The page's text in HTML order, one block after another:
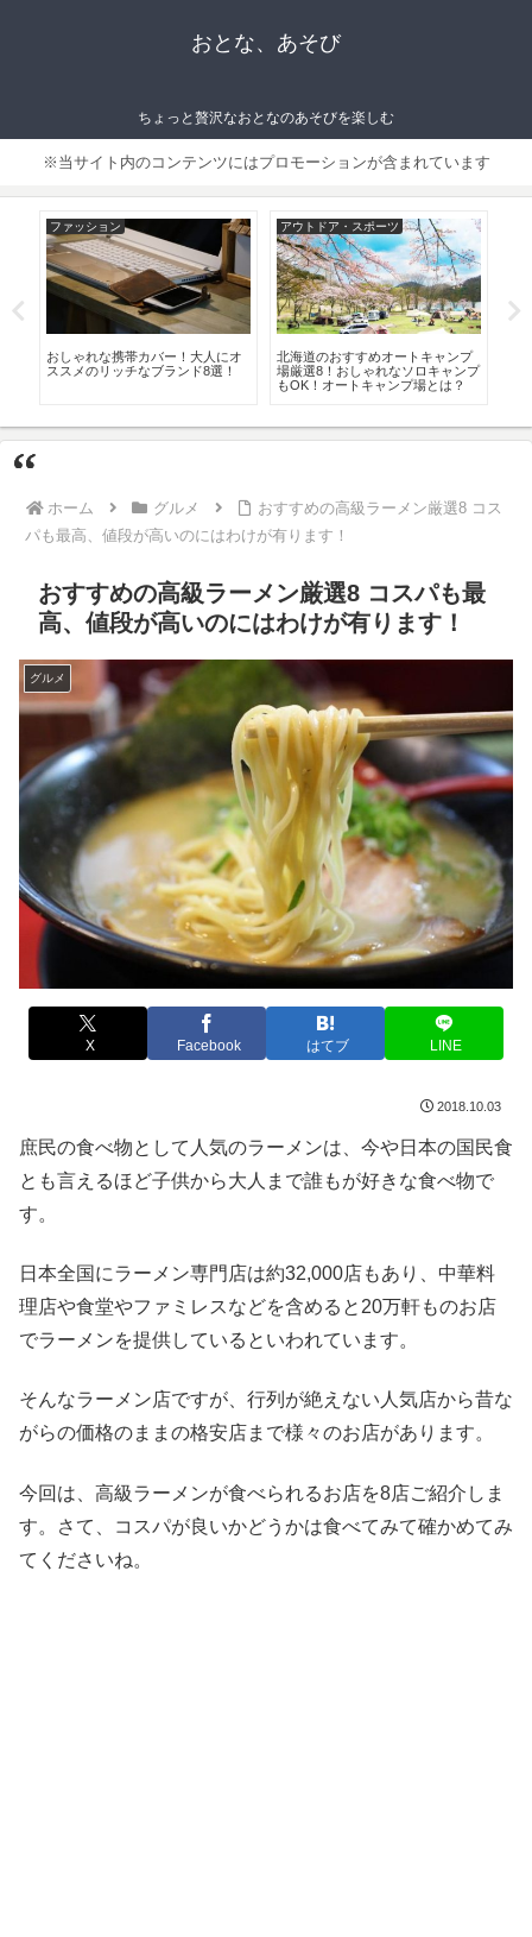
おとな、あそび
ちょっと贅沢なおとなのあそびを楽しむ
※当サイト内のコンテンツにはプロモーションが含まれています
トドア・スポーツ
道のおすすめオートキャンプ
選8！おしゃれなソロキャンプ
ファッション
秋冬の定番MA-1ジャケットを大人
っぽく着こなす！おすすめメンズ
ブランドと大人コーデのコツ！
ライフスタイル
おしゃれなカ
イリッシュに
テム厳選8！
ホーム グルメ
おすすめの高級ラーメン厳選8 コス
パも最高、値段が高いのにはわけが有ります！
おすすめの高級ラーメン厳選8 コスパも最
高、値段が高いのにはわけが有ります！
グルメ
X Facebook はてブ LINE
2018.10.03
庶民の食べ物として人気のラーメンは、今や日本の国民食
とも言えるほど子供から大人まで誰もが好きな食べ物で
す。
日本全国にラーメン専門店は約32,000店もあり、中華料
理店や食堂やファミレスなどを含めると20万軒ものお店
でラーメンを提供しているといわれています。
そんなラーメン店ですが、行列が絶えない人気店から昔な
がらの価格のままの格安店まで様々のお店があります。
今回は、高級ラーメンが食べられるお店を8店ご紹介しま
す。さて、コスパが良いかどうかは食べてみて確かめてみ
てくださいね。